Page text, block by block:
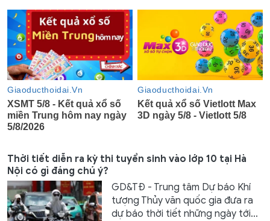
Thời tiết diễn ra kỳ thi tuyển sinh vào lớp 10 tại Hà
Nội có gì đáng chú ý?
GD&TĐ - Trung tâm Dự báo Khí
tượng Thủy văn quốc gia đưa ra
dự báo thời tiết những ngày tới...